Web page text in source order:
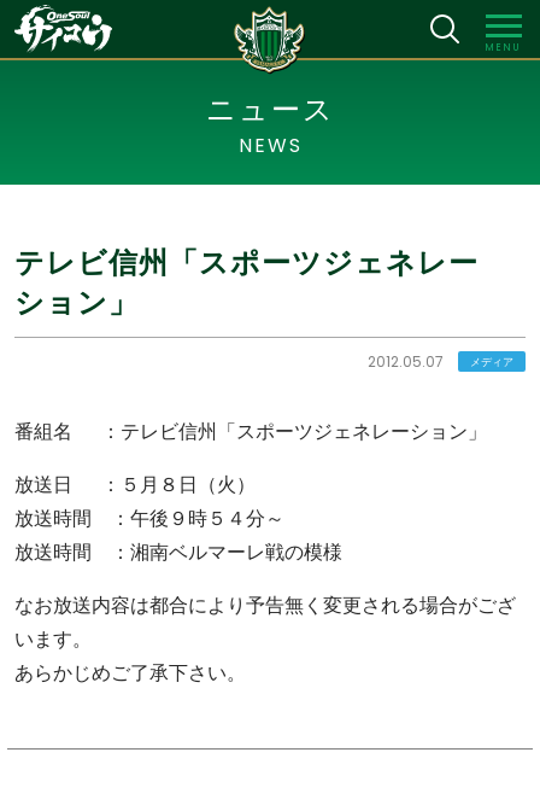
MENU
ニュース
NEWS
テレビ信州「スポーツジェネレー
ション」
2012.05.07 メディア
番組名 ：テレビ信州「スポーツジェネレーション」
放送日 ：５月８日（火）
放送時間 ：午後９時５４分～
放送時間 ：湘南ベルマーレ戦の模様
なお放送内容は都合により予告無く変更される場合がござ
います。
あらかじめご了承下さい。